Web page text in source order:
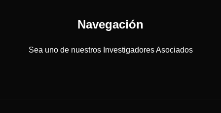
Navegación
Sea uno de nuestros Investigadores Asociados